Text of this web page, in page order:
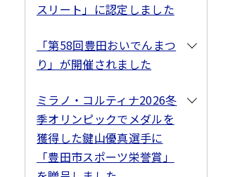
スリート」に認定しました
「第58回豊田おいでんまつ
り」が開催されました
ミラノ・コルティナ2026冬
季オリンピックでメダルを
獲得した鍵山優真選手に
「豊田市スポーツ栄誉賞」